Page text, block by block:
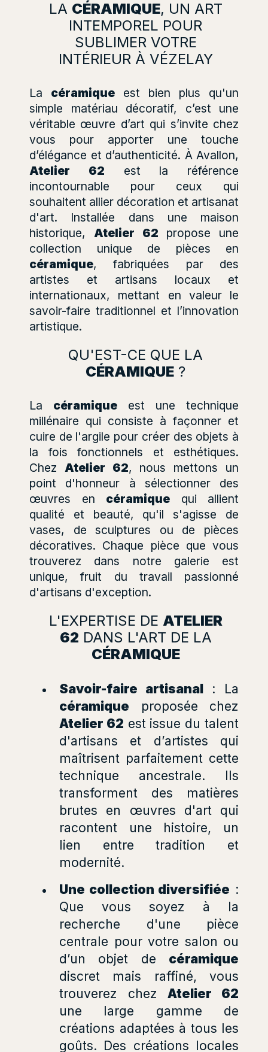
LA CÉRAMIQUE, UN ART
INTEMPOREL POUR
SUBLIMER VOTRE
INTÉRIEUR À VÉZELAY
La céramique est bien plus qu'un
simple matériau décoratif, c’est une
véritable œuvre d’art qui s’invite chez
vous pour apporter une touche
d’élégance et d’authenticité. À Avallon,
Atelier 62 est la référence
incontournable pour ceux qui
souhaitent allier décoration et artisanat
d'art. Installée dans une maison
historique, Atelier 62 propose une
collection unique de pièces en
céramique, fabriquées par des
artistes et artisans locaux et
internationaux, mettant en valeur le
savoir-faire traditionnel et l’innovation
artistique.
QU'EST-CE QUE LA
CÉRAMIQUE ?
La céramique est une technique
millénaire qui consiste à façonner et
cuire de l'argile pour créer des objets à
la fois fonctionnels et esthétiques.
Chez Atelier 62, nous mettons un
point d'honneur à sélectionner des
œuvres en céramique qui allient
qualité et beauté, qu'il s'agisse de
vases, de sculptures ou de pièces
décoratives. Chaque pièce que vous
trouverez dans notre galerie est
unique, fruit du travail passionné
d'artisans d'exception.
L'EXPERTISE DE ATELIER
62 DANS L'ART DE LA
CÉRAMIQUE
Savoir-faire artisanal: La
céramique proposée chez
Atelier 62 est issue du talent
d'artisans et d’artistes qui
maîtrisent parfaitement cette
technique ancestrale. Ils
transforment des matières
brutes en œuvres d'art qui
racontent une histoire, un
lien entre tradition et
modernité.
Une collection diversifiée :
Que vous soyez à la
recherche d'une pièce
centrale pour votre salon ou
d’un objet de céramique
discret mais raffiné, vous
trouverez chezAtelier 62
une large gamme de
créations adaptées à tous les
goûts. Des créations locales